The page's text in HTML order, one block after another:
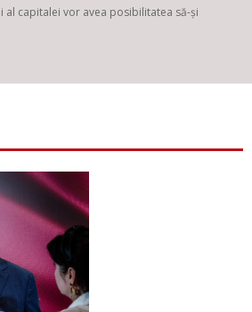
al capitalei vor avea posibilitatea să-și